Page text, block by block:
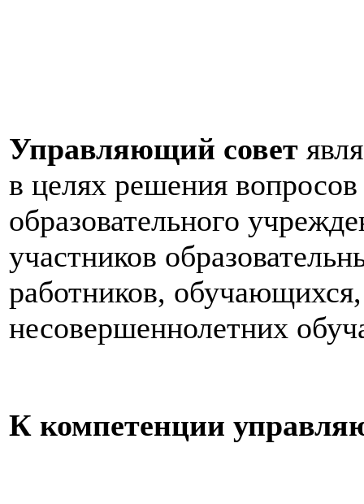
Управляющий совет
в целях решения
образовательного
участников
работников,
несовершеннолетних
К компетенции у